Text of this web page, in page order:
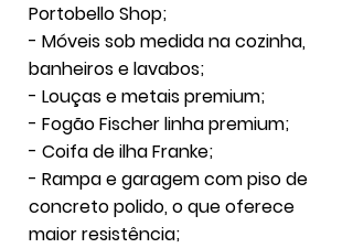
Portobello Shop;
- Móveis sob medida na cozinha,
banheiros e lavabos;
- Louças e metais premium;
- Fogão Fischer linha premium;
- Coifa de ilha Franke;
- Rampa e garagem com piso de
concreto polido, o que oferece
maior resistência;